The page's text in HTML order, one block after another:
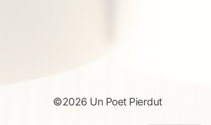
©2026 Un Poet Pierdut